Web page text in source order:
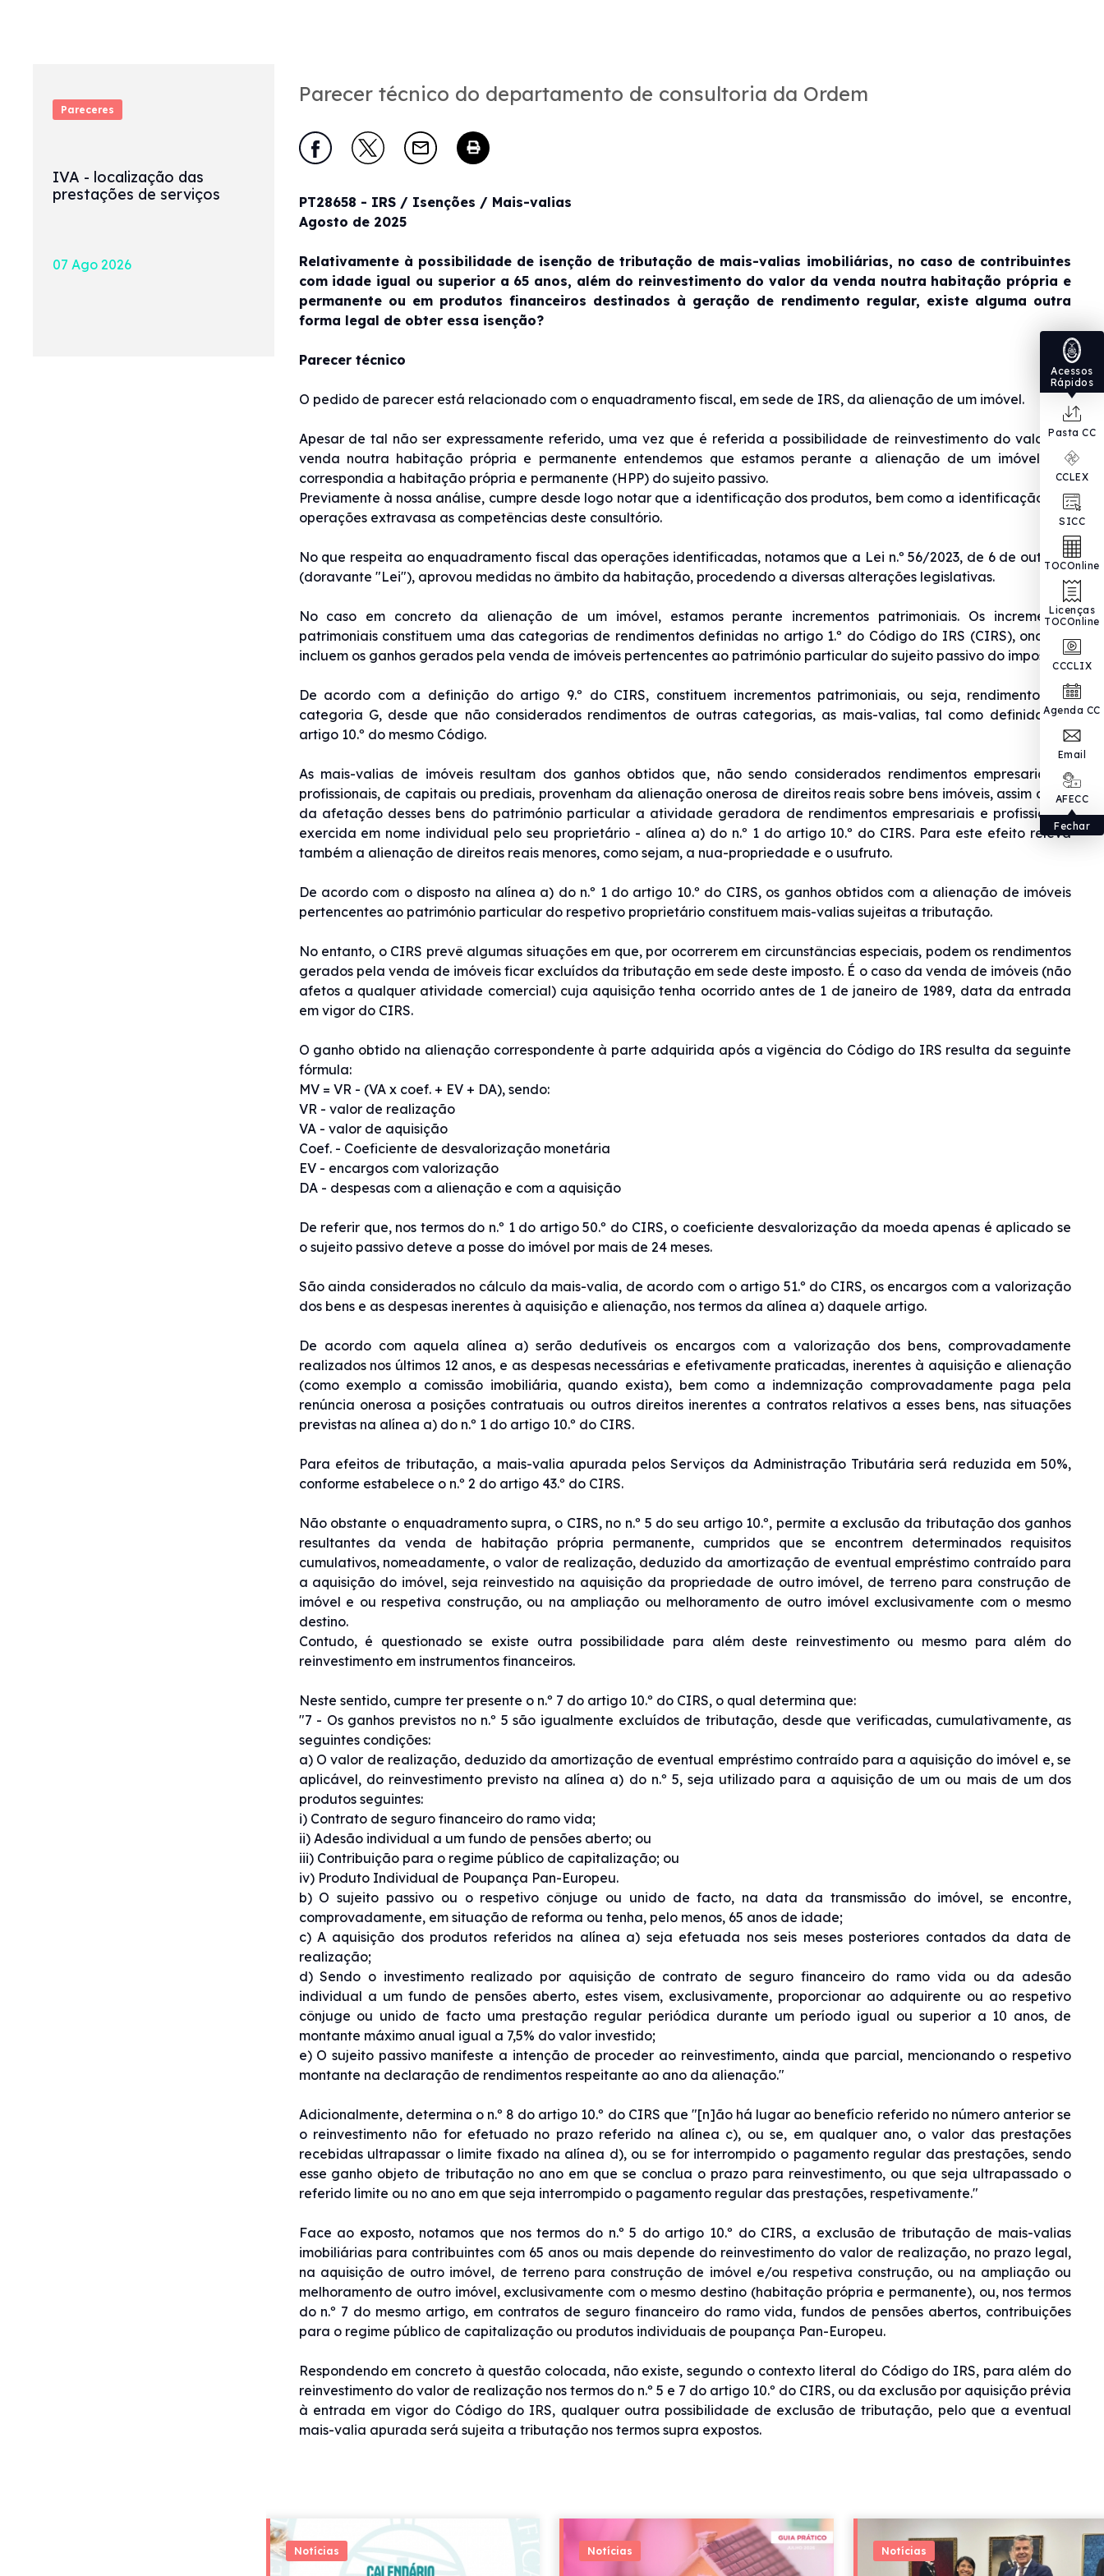
Acessos
Rápidos
Pasta CC
CCLEX
SICC
TOCOnline
Licenças
TOCOnline
CCCLIX
Agenda CC
Email
AFECC
Fechar
Pareceres
IVA - localização das
prestações de serviços
07 Ago 2026
Parecer técnico do departamento de consultoria da Ordem
PT28658 - IRS / Isenções / Mais-valias
Agosto de 2025
Relativamente à possibilidade de isenção de tributação de mais-valias imobiliárias, no caso de contribuintes
com idade igual ou superior a 65 anos, além do reinvestimento do valor da venda noutra habitação própria e
permanente ou em produtos financeiros destinados à geração de rendimento regular, existe alguma outra
forma legal de obter essa isenção?
Parecer técnico
O pedido de parecer está relacionado com o enquadramento fiscal, em sede de IRS, da alienação de um imóvel.
Apesar de tal não ser expressamente referido, uma vez que é referida a possibilidade de reinvestimento do valor da
venda noutra habitação própria e permanente entendemos que estamos perante a alienação de um imóvel que
correspondia a habitação própria e permanente (HPP) do sujeito passivo.
Previamente à nossa análise, cumpre desde logo notar que a identificação dos produtos, bem como a identificação das
operações extravasa as competências deste consultório.
No que respeita ao enquadramento fiscal das operações identificadas, notamos que a Lei n.º 56/2023, de 6 de outubro
(doravante "Lei"), aprovou medidas no âmbito da habitação, procedendo a diversas alterações legislativas.
No caso em concreto da alienação de um imóvel, estamos perante incrementos patrimoniais. Os incrementos
patrimoniais constituem uma das categorias de rendimentos definidas no artigo 1.º do Código do IRS (CIRS), onde se
incluem os ganhos gerados pela venda de imóveis pertencentes ao património particular do sujeito passivo do imposto.
De acordo com a definição do artigo 9.º do CIRS, constituem incrementos patrimoniais, ou seja, rendimentos da
categoria G, desde que não considerados rendimentos de outras categorias, as mais-valias, tal como definidas no
artigo 10.º do mesmo Código.
As mais-valias de imóveis resultam dos ganhos obtidos que, não sendo considerados rendimentos empresariais e
profissionais, de capitais ou prediais, provenham da alienação onerosa de direitos reais sobre bens imóveis, assim como
da afetação desses bens do património particular a atividade geradora de rendimentos empresariais e profissionais
exercida em nome individual pelo seu proprietário - alínea a) do n.º 1 do artigo 10.º do CIRS. Para este efeito releva
também a alienação de direitos reais menores, como sejam, a nua-propriedade e o usufruto.
De acordo com o disposto na alínea a) do n.º 1 do artigo 10.º do CIRS, os ganhos obtidos com a alienação de imóveis
pertencentes ao património particular do respetivo proprietário constituem mais-valias sujeitas a tributação.
No entanto, o CIRS prevê algumas situações em que, por ocorrerem em circunstâncias especiais, podem os rendimentos
gerados pela venda de imóveis ficar excluídos da tributação em sede deste imposto. É o caso da venda de imóveis (não
afetos a qualquer atividade comercial) cuja aquisição tenha ocorrido antes de 1 de janeiro de 1989, data da entrada
em vigor do CIRS.
O ganho obtido na alienação correspondente à parte adquirida após a vigência do Código do IRS resulta da seguinte
fórmula:
MV = VR - (VA x coef. + EV + DA), sendo:
VR - valor de realização
VA - valor de aquisição
Coef. - Coeficiente de desvalorização monetária
EV - encargos com valorização
DA - despesas com a alienação e com a aquisição
De referir que, nos termos do n.º 1 do artigo 50.º do CIRS, o coeficiente desvalorização da moeda apenas é aplicado se
o sujeito passivo deteve a posse do imóvel por mais de 24 meses.
São ainda considerados no cálculo da mais-valia, de acordo com o artigo 51.º do CIRS, os encargos com a valorização
dos bens e as despesas inerentes à aquisição e alienação, nos termos da alínea a) daquele artigo.
De acordo com aquela alínea a) serão dedutíveis os encargos com a valorização dos bens, comprovadamente
realizados nos últimos 12 anos, e as despesas necessárias e efetivamente praticadas, inerentes à aquisição e alienação
(como exemplo a comissão imobiliária, quando exista), bem como a indemnização comprovadamente paga pela
renúncia onerosa a posições contratuais ou outros direitos inerentes a contratos relativos a esses bens, nas situações
previstas na alínea a) do n.º 1 do artigo 10.º do CIRS.
Para efeitos de tributação, a mais-valia apurada pelos Serviços da Administração Tributária será reduzida em 50%,
conforme estabelece o n.º 2 do artigo 43.º do CIRS.
Não obstante o enquadramento supra, o CIRS, no n.º 5 do seu artigo 10.º, permite a exclusão da tributação dos ganhos
resultantes da venda de habitação própria permanente, cumpridos que se encontrem determinados requisitos
cumulativos, nomeadamente, o valor de realização, deduzido da amortização de eventual empréstimo contraído para
a aquisição do imóvel, seja reinvestido na aquisição da propriedade de outro imóvel, de terreno para construção de
imóvel e ou respetiva construção, ou na ampliação ou melhoramento de outro imóvel exclusivamente com o mesmo
destino.
Contudo, é questionado se existe outra possibilidade para além deste reinvestimento ou mesmo para além do
reinvestimento em instrumentos financeiros.
Neste sentido, cumpre ter presente o n.º 7 do artigo 10.º do CIRS, o qual determina que:
"7 - Os ganhos previstos no n.º 5 são igualmente excluídos de tributação, desde que verificadas, cumulativamente, as
seguintes condições:
a) O valor de realização, deduzido da amortização de eventual empréstimo contraído para a aquisição do imóvel e, se
aplicável, do reinvestimento previsto na alínea a) do n.º 5, seja utilizado para a aquisição de um ou mais de um dos
produtos seguintes:
i) Contrato de seguro financeiro do ramo vida;
ii) Adesão individual a um fundo de pensões aberto; ou
iii) Contribuição para o regime público de capitalização; ou
iv) Produto Individual de Poupança Pan-Europeu.
b) O sujeito passivo ou o respetivo cônjuge ou unido de facto, na data da transmissão do imóvel, se encontre,
comprovadamente, em situação de reforma ou tenha, pelo menos, 65 anos de idade;
c) A aquisição dos produtos referidos na alínea a) seja efetuada nos seis meses posteriores contados da data de
realização;
d) Sendo o investimento realizado por aquisição de contrato de seguro financeiro do ramo vida ou da adesão
individual a um fundo de pensões aberto, estes visem, exclusivamente, proporcionar ao adquirente ou ao respetivo
cônjuge ou unido de facto uma prestação regular periódica durante um período igual ou superior a 10 anos, de
montante máximo anual igual a 7,5% do valor investido;
e) O sujeito passivo manifeste a intenção de proceder ao reinvestimento, ainda que parcial, mencionando o respetivo
montante na declaração de rendimentos respeitante ao ano da alienação."
Adicionalmente, determina o n.º 8 do artigo 10.º do CIRS que "[n]ão há lugar ao benefício referido no número anterior se
o reinvestimento não for efetuado no prazo referido na alínea c), ou se, em qualquer ano, o valor das prestações
recebidas ultrapassar o limite fixado na alínea d), ou se for interrompido o pagamento regular das prestações, sendo
esse ganho objeto de tributação no ano em que se conclua o prazo para reinvestimento, ou que seja ultrapassado o
referido limite ou no ano em que seja interrompido o pagamento regular das prestações, respetivamente."
Face ao exposto, notamos que nos termos do n.º 5 do artigo 10.º do CIRS, a exclusão de tributação de mais-valias
imobiliárias para contribuintes com 65 anos ou mais depende do reinvestimento do valor de realização, no prazo legal,
na aquisição de outro imóvel, de terreno para construção de imóvel e/ou respetiva construção, ou na ampliação ou
melhoramento de outro imóvel, exclusivamente com o mesmo destino (habitação própria e permanente), ou, nos termos
do n.º 7 do mesmo artigo, em contratos de seguro financeiro do ramo vida, fundos de pensões abertos, contribuições
para o regime público de capitalização ou produtos individuais de poupança Pan-Europeu.
Respondendo em concreto à questão colocada, não existe, segundo o contexto literal do Código do IRS, para além do
reinvestimento do valor de realização nos termos do n.º 5 e 7 do artigo 10.º do CIRS, ou da exclusão por aquisição prévia
à entrada em vigor do Código do IRS, qualquer outra possibilidade de exclusão de tributação, pelo que a eventual
mais-valia apurada será sujeita a tributação nos termos supra expostos.
Notícias Notícias Notícias